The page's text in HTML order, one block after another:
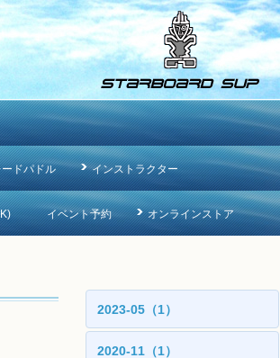
ドパドル インストラクター
イベント予約 オンラインストア
2023-05（1）
2020-11（1）